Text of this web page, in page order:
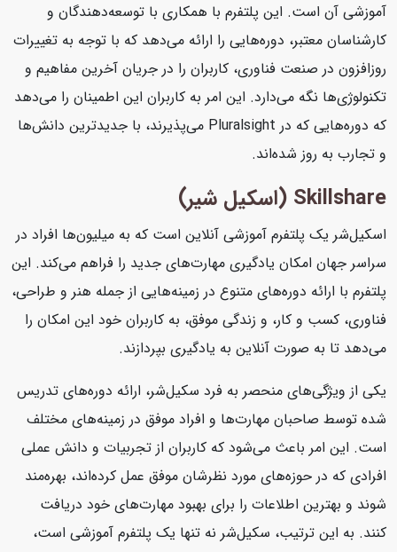
آموزشی آن است. این پلتفرم با همکاری با توسعه‌دهندگان و
کارشناسان معتبر، دوره‌هایی را ارائه می‌دهد که با توجه به تغییرات
روزافزون در صنعت فناوری، کاربران را در جریان آخرین مفاهیم و
تکنولوژی‌ها نگه می‌دارد. این امر به کاربران این اطمینان را می‌دهد
که دوره‌هایی که در Pluralsight می‌پذیرند، با جدیدترین دانش‌ها
و تجارب به روز شده‌اند.
Skillshare (اسکیل شیر)
اسکیل‌شر یک پلتفرم آموزشی آنلاین است که به میلیون‌ها افراد در
سراسر جهان امکان یادگیری مهارت‌های جدید را فراهم می‌کند. این
پلتفرم با ارائه دوره‌های متنوع در زمینه‌هایی از جمله هنر و طراحی،
فناوری، کسب و کار، و زندگی موفق، به کاربران خود این امکان را
می‌دهد تا به صورت آنلاین به یادگیری بپردازند.
یکی از ویژگی‌های منحصر به فرد سکیل‌شر، ارائه دوره‌های تدریس
شده توسط صاحبان مهارت‌ها و افراد موفق در زمینه‌های مختلف
است. این امر باعث می‌شود که کاربران از تجربیات و دانش عملی
افرادی که در حوزه‌های مورد نظرشان موفق عمل کرده‌اند، بهره‌مند
شوند و بهترین اطلاعات را برای بهبود مهارت‌های خود دریافت
کنند. به این ترتیب، سکیل‌شر نه تنها یک پلتفرم آموزشی است،